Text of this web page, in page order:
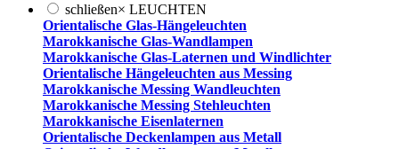
schließen× LEUCHTEN
Orientalische Glas-Hängeleuchten
Marokkanische Glas-Wandlampen
Marokkanische Glas-Laternen und Windlichter
Orientalische Hängeleuchten aus Messing
Marokkanische Messing Wandleuchten
Marokkanische Messing Stehleuchten
Marokkanische Eisenlaternen
Orientalische Deckenlampen aus Metall